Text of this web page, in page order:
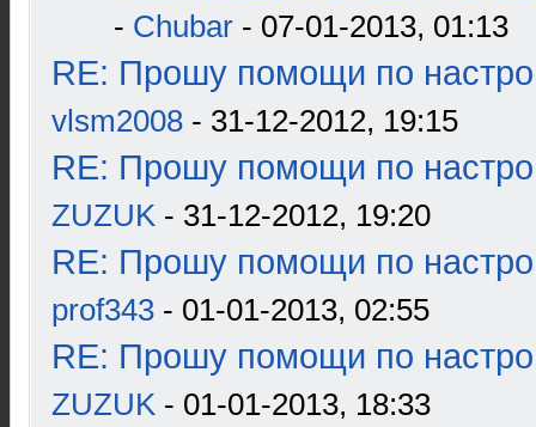
- Chubar - 07-01-2013, 01:13
RE: Прошу помощи по
vlsm2008 - 31-12-2012, 19:15
RE: Прошу помощи по
ZUZUK - 31-12-2012, 19:20
RE: Прошу помощи по
prof343 - 01-01-2013, 02:55
RE: Прошу помощи по
ZUZUK - 01-01-2013, 18:33